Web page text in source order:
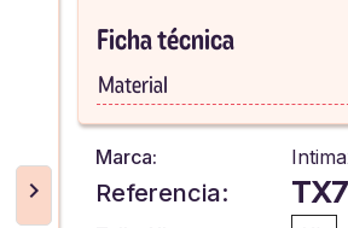
Ficha técnica
Material
Marca:
Referencia: